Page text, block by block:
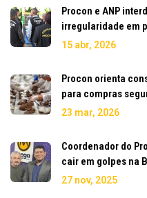
Procon e ANP
irregularidade em
15 abr, 2026
Procon orienta
para compras
23 mar, 2026
Coordenador do
cair em golpes na
27 nov, 2025